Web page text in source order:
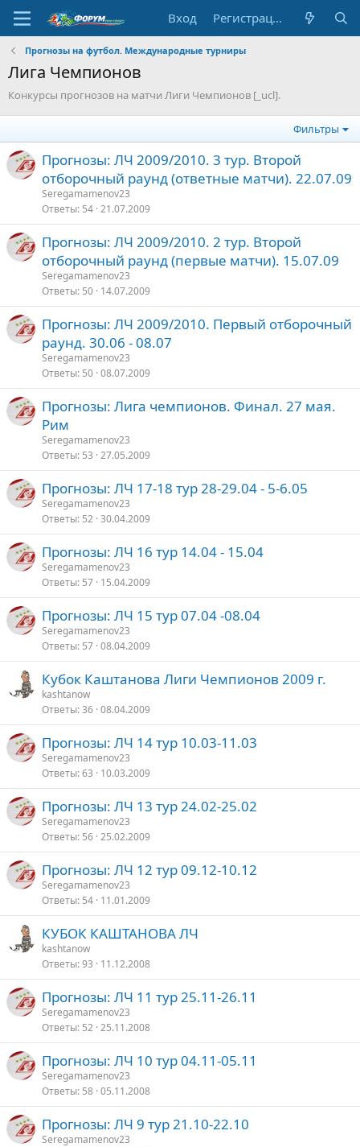
Вход Регистрация
Прогнозы на футбол. Международные турниры
Лига Чемпионов
Конкурсы прогнозов на матчи Лиги Чемпионов [_ucl].
Фильтры
Прогнозы: ЛЧ 2009/2010. 3 тур. Второй
отборочный раунд (ответные матчи). 22.07.09
Seregamamenov23
Ответы 54 21.07.2009
Прогнозы: ЛЧ 2009/2010. 2 тур. Второй
отборочный раунд (первые матчи). 15.07.09
Seregamamenov23
Ответы 50 14.07.2009
Прогнозы: ЛЧ 2009/2010. Первый отборочный
раунд. 30.06 - 08.07
Seregamamenov23
Ответы 50 08.07.2009
Прогнозы: Лига чемпионов. Финал. 27 мая.
Рим
Seregamamenov23
Ответы 53 27.05.2009
Прогнозы: ЛЧ 17-18 тур 28-29.04 - 5-6.05
Seregamamenov23
Ответы 52 30.04.2009
Прогнозы: ЛЧ 16 тур 14.04 - 15.04
Seregamamenov23
Ответы 57 15.04.2009
Прогнозы: ЛЧ 15 тур 07.04 -08.04
Seregamamenov23
Ответы 57 08.04.2009
Кубок Каштанова Лиги Чемпионов 2009 г.
kashtanow
Ответы 36 08.04.2009
Прогнозы: ЛЧ 14 тур 10.03-11.03
Seregamamenov23
Ответы 63 10.03.2009
Прогнозы: ЛЧ 13 тур 24.02-25.02
Seregamamenov23
Ответы 56 25.02.2009
Прогнозы: ЛЧ 12 тур 09.12-10.12
Seregamamenov23
Ответы 54 11.01.2009
КУБОК КАШТАНОВА ЛЧ
kashtanow
Ответы 93 11.12.2008
Прогнозы: ЛЧ 11 тур 25.11-26.11
Seregamamenov23
Ответы 52 25.11.2008
Прогнозы: ЛЧ 10 тур 04.11-05.11
Seregamamenov23
Ответы 58 05.11.2008
Прогнозы: ЛЧ 9 тур 21.10-22.10
Seregamamenov23